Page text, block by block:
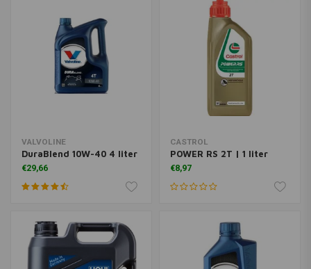
VALVOLINE
DuraBlend 10W-40 4 liter
€29,66
CASTROL
POWER RS 2T | 1 liter
€8,97